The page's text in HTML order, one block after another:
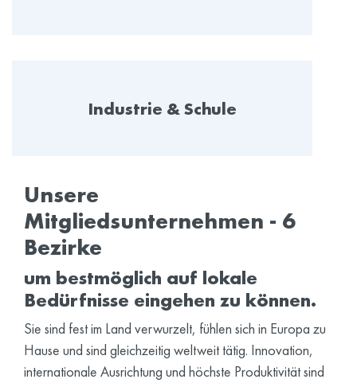
Industrie & Schule
Unsere
Mitgliedsunternehmen - 6
Bezirke
um bestmöglich auf lokale
Bedürfnisse eingehen zu können.
Sie sind fest im Land verwurzelt, fühlen sich in Europa zu
Hause und sind gleichzeitig weltweit tätig. Innovation,
internationale Ausrichtung und höchste Produktivität sind